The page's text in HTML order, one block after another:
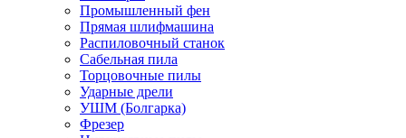
Промышленный фен
Прямая шлифмашина
Распиловочный станок
Сабельная пила
Торцовочные пилы
Ударные дрели
УШМ (Болгарка)
Фрезер